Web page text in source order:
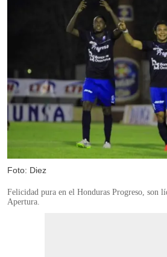
Foto: Diez
Felicidad pura en el Honduras Progreso, son
Apertura.